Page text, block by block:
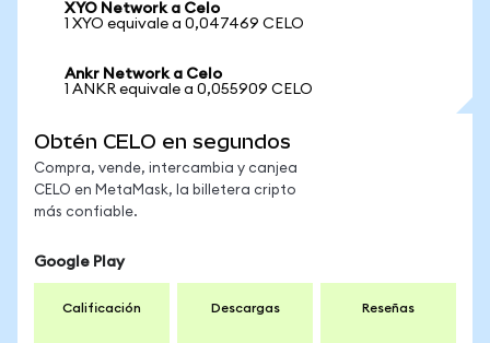
XYO Network a Celo
1 XYO equivale a 0,047469 CELO
Ankr Network a Celo
1 ANKR equivale a 0,055909 CELO
Obtén CELO en segundos
Compra, vende, intercambia y canjea
CELO en MetaMask, la billetera cripto
más confiable.
Google Play
Calificación Descargas Reseñas